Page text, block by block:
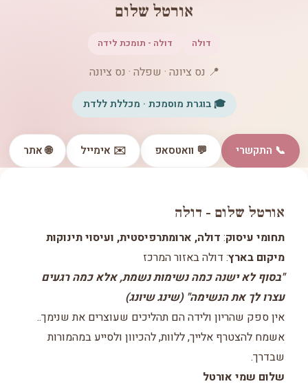
אורטל שלום
דולה דולה - תומכת לידה
📍 נס ציונה · שפלה · נס ציונה
🎓 בוגרת מוסמכת · מכללת ללדת
📞 התקשרי 💬 וואטסאפ ✉️ אימייל 🌐 אתר
אורטל שלום - דולה
תחומי עיסוק: דולה, ארומתרפיסטית, ועיסוי תינוקות
מיקום בארץ: דולה באזור המרכז
"בסוף לא ישנה כמה נשימות נשמת, אלא כמה רגעים
עצרו לך את הנשימה" (שינג שיונג)
אין ספק שהריון ולידה הם תהליכים שעוצרים את שנימך..
אשמח להצטרף אלייך, ללוות, להכיוון ולסייע במהמורות
שבדרך.
שלום שמי אורטל